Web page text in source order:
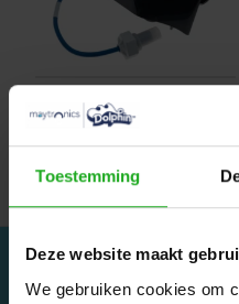
Toestemming
Deze website maakt
We gebruiken cookies om
Dolphin Li-Ion
5.000mAh batterij